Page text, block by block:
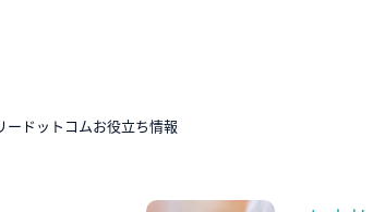
ードットコムお役立ち情報